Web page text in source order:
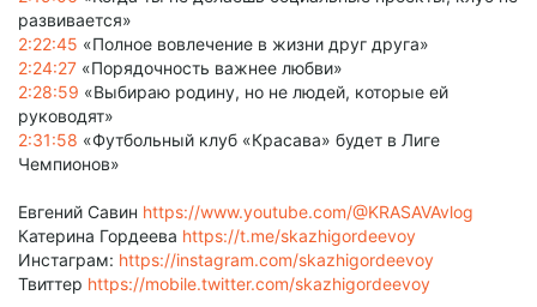
развивается»
2:22:45 «Полное вовлечение в жизни друг друга»
2:24:27 «Порядочность важнее любви»
2:28:59 «Выбираю родину, но не людей, которые ей
руководят»
2:31:58 «Футбольный клуб «Красава» будет в Лиге
Чемпионов»
Евгений Савин https://www.youtube.com/@KRASAVAvlog
Катерина Гордеева https://t.me/skazhigordeevoy
Инстаграм: https://instagram.com/skazhigordeevoy
Твиттер https://mobile.twitter.com/skazhigordeevoy